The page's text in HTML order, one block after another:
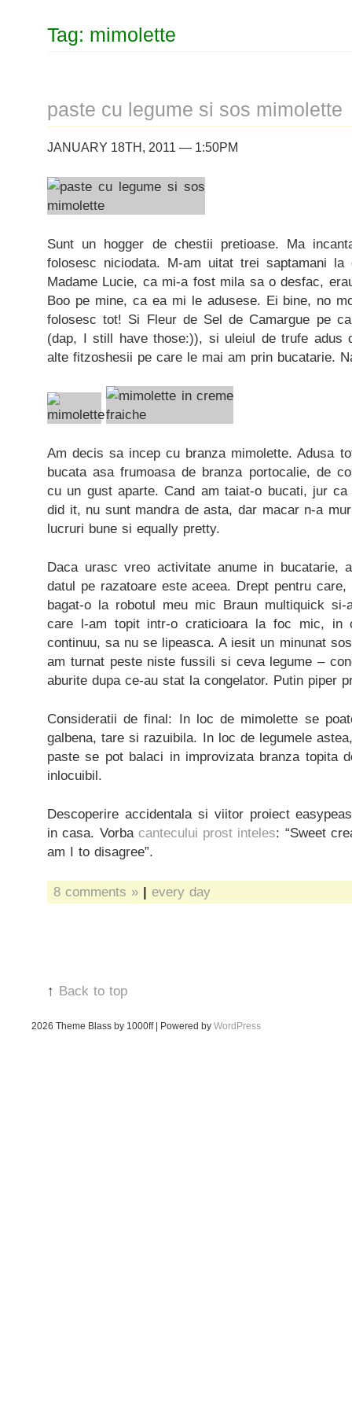
Tag: mimolette
paste cu legume si sos mimolette
JANUARY 18TH, 2011 — 1:50PM
Sunt un hogger de chestii pretioase. Ma
folosesc niciodata. M-am uitat trei saptamani
Madame Lucie, ca mi-a fost mila sa o desfac,
Boo pe mine, ca ea mi le adusese. Ei bine, no
folosesc tot! Si Fleur de Sel de Camargue pe
(dap, I still have those:)), si uleiul de trufe adus
alte fitzoshesii pe care le mai am prin bucatarie.
Am decis sa incep cu branza mimolette. Adusa
bucata asa frumoasa de branza portocalie, de
cu un gust aparte. Cand am taiat-o bucati, jur
did it, nu sunt mandra de asta, dar macar n-a
lucruri bune si equally pretty.
Daca urasc vreo activitate anume in bucatarie,
datul pe razatoare este aceea. Drept pentru
bagat-o la robotul meu mic Braun multiquick
care l-am topit intr-o craticioara la foc mic, in
continuu, sa nu se lipeasca. A iesit un minunat
am turnat peste niste fussili si ceva legume –
aburite dupa ce-au stat la congelator. Putin piper
Consideratii de final: In loc de mimolette se
galbena, tare si razuibila. In loc de legumele
paste se pot balaci in improvizata branza topita
inlocuibil.
Descoperire accidentala si viitor proiect
in casa. Vorba cantecului prost inteles: “Sweet
am I to disagree”.
8 comments » | every day
↑ Back to top
2026 Theme Blass by 1000ff | Powered by WordPress